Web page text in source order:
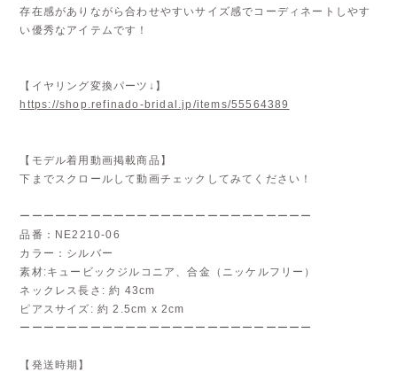
存在感がありながら合わせやすいサイズ感でコーディネートしやす
い優秀なアイテムです！
【イヤリング変換パーツ↓】
https://shop.refinado-bridal.jp/items/55564389
【モデル着用動画掲載商品】
下までスクロールして動画チェックしてみてください！
ーーーーーーーーーーーーーーーーーーーーーーーーー
品番：NE2210-06
カラー：シルバー
素材:キュービックジルコニア、合金（ニッケルフリー）
ネックレス長さ: 約 43cm
ピアスサイズ: 約 2.5cm x 2cm
ーーーーーーーーーーーーーーーーーーーーーーーーー
【発送時期】